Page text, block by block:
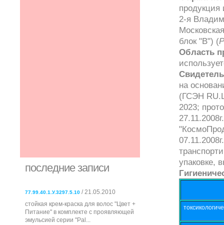
последние записи
77.99.40.1.У.3297.5.10 / 21.05.2010
стойкая крем-краска для волос "Цвет +
Питание" в комплекте с проявляющей
эмульсией серии "Pal...
2-я
блок "В") (
Область
на
(ГСЭН
2023;
упаковке,